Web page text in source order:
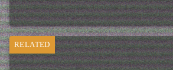
RELATED